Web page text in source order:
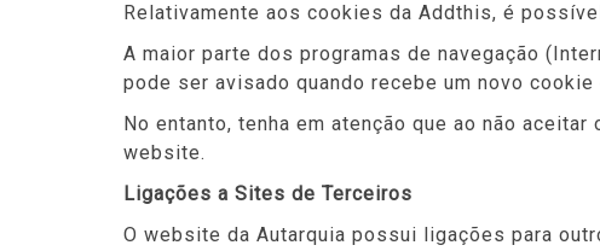
Relativamente aos cookies da Addthis, é
A maior parte dos programas de navegação
pode ser avisado quando recebe um novo
No entanto, tenha em atenção que ao não
website.
Ligações a Sites de Terceiros
O website da Autarquia possui ligações para